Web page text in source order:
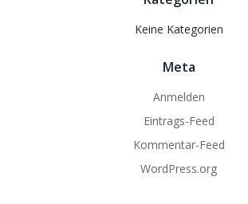
Keine Kategorien
Meta
Anmelden
Eintrags-Feed
Kommentar-Feed
WordPress.org